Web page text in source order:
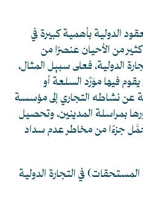
الدولية بأهمية كبيرة في
كثير من الأحيان عنصرًا من
الدولية، فعلى سبيل المثال،
فيها موَرِّد السلعة أو
عن نشاطه التجاري إلى مؤسسة
بمراسلة المدينين، وتحصيل
جزءًا من مخاطر عدم سداد
في التجارة الدولية